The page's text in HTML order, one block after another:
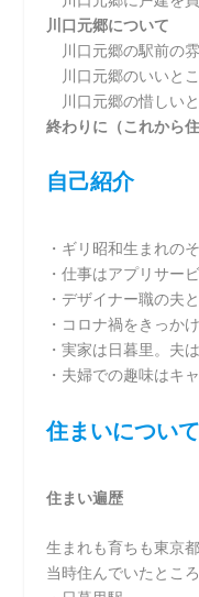
川口元郷について
川口元郷の駅前の
川口元郷のいいと
川口元郷の惜しい
終わりに（これから
自己紹介
・ギリ昭和生まれの
・仕事はアプリサー
・デザイナー職の夫
・コロナ禍をきっか
・実家は日暮里。夫
・夫婦での趣味はキ
住まいについて
住まい遍歴
生まれも育ちも東京
当時住んでいたとこ